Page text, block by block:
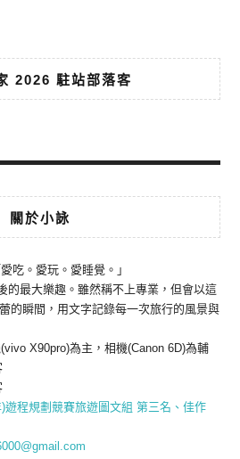
2026 駐站部落客
關於小詠
吃。愛玩。愛睡覺。」
的最大樂趣。雖然稱不上專業，但會以這
的瞬間，用文字記錄每一次旅行的風景與
X90pro)為主，相機(Canon 6D)為輔
遊程規劃競賽旅遊圖文組 第三名、佳作